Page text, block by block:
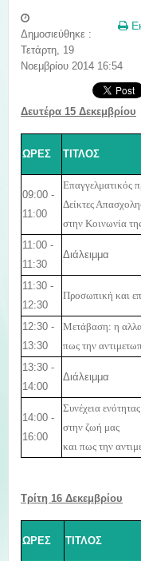
Δημοσιεύθηκε :
Τετάρτη, 19
Νοεμβρίου 2014 16:54
Δευτέρα 15 Δεκεμβρίου
ΩΡΕΣ ΤΙΤΛΟΣ
09:00 -
11:00
Επαγγελματικός
Δείκτες
στην Κοινωνία
11:00 -
11:30
Διάλειμμα
11:30 -
12:30
Προσωπική και
12:30 -
13:30
Μετάβαση: η
πως την
13:30 -
14:00
Διάλειμμα
14:00 -
16:00
Συνέχεια
στην ζωή μας
και πως την
Τρίτη 16 Δεκεμβρίου
ΩΡΕΣ ΤΙΤΛΟΣ